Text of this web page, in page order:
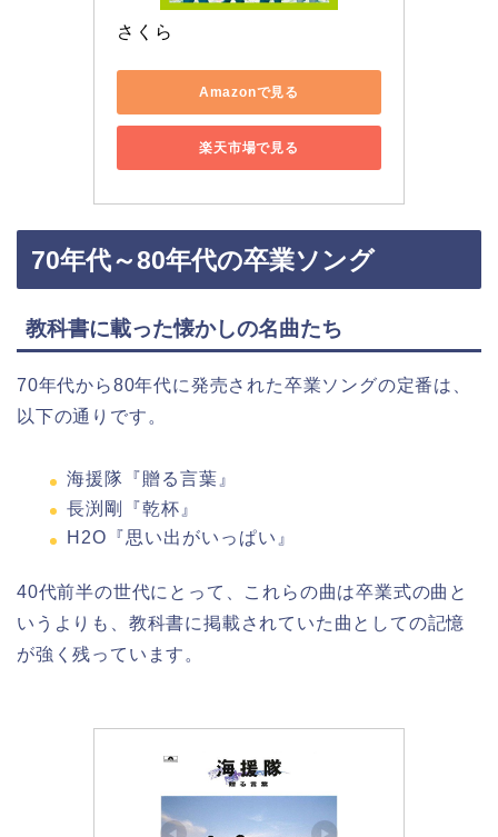
さくら
Amazonで見る
楽天市場で見る
70年代～80年代の卒業ソング
教科書に載った懐かしの名曲たち
70年代から80年代に発売された卒業ソングの定番は、
以下の通りです。
海援隊『贈る言葉』
長渕剛『乾杯』
H2O『思い出がいっぱい』
40代前半の世代にとって、これらの曲は卒業式の曲と
いうよりも、教科書に掲載されていた曲としての記憶
が強く残っています。